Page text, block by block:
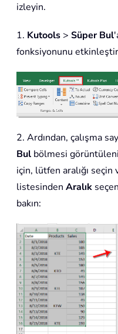
izleyin.
1. Kutools > Süper Bul
fonksiyonunu
2. Ardından, çalışma
Bul bölmesi
için, lütfen aralığı seçin
listesinden Aralık
bakın: